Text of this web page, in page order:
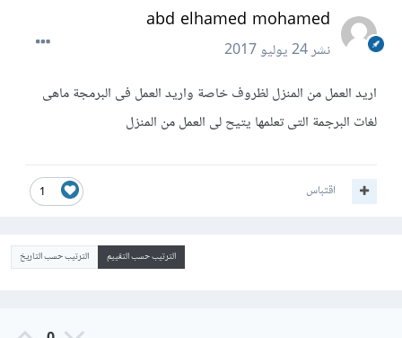
abd elhamed mohamed
نشر24 يوليو 2017
اريد العمل من المنزل لظروف خاصة واريد العمل فى البرمجة ماهى
لغات البرجمة التى تعلمها يتيح لى العمل من المنزل
1 اقتباس
الترتيب حسب التقييم الترتيب حسب التاريخ